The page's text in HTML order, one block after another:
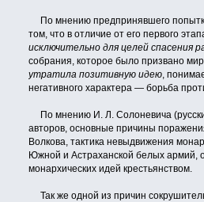
По мнению предпринявшего
том, что в отличие от его первого
исключительно для целей спасения
собрания, которое было призвано
утратила позитивную идею,
негативного характера — борьба
По мнению И. Л. Солоневича
авторов, основные причины
Волкова, тактика невыдвижения
Южной и Астраханской белых армий,
монархических идей крестьянством.
Так же одной из причин